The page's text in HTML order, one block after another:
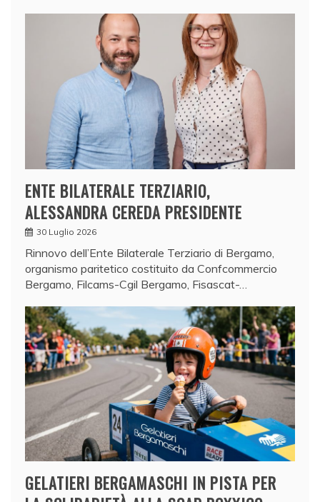
ENTE BILATERALE TERZIARIO,
ALESSANDRA CEREDA PRESIDENTE
30 Luglio 2026
Rinnovo dell’Ente Bilaterale Terziario di Bergamo,
organismo paritetico costituito da Confcommercio
Bergamo, Filcams-Cgil Bergamo, Fisascat-…
GELATIERI BERGAMASCHI IN PISTA PER